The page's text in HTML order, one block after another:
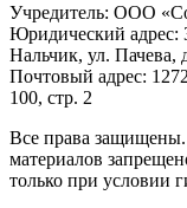
Учредитель: ООО
Юридический адрес:
Нальчик, ул. Пачева,
Почтовый адрес:
100, стр. 2
Все права
материалов
только при условии